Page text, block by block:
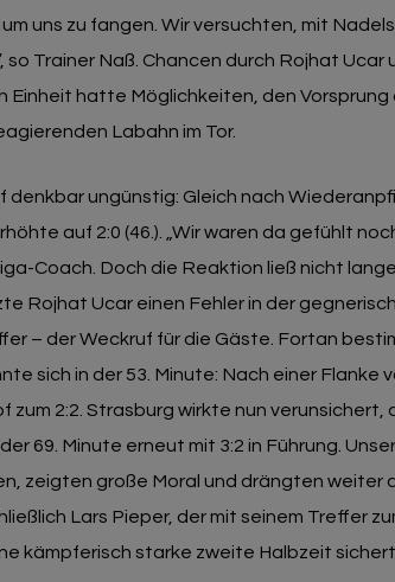
uns zu fangen. Wir versuchten, mit
Trainer Naß. Chancen durch Rojhat Ucar
Einheit hatte Möglichkeiten, den Vorsprung
Labahn im Tor.
denkbar ungünstig: Gleich nach
auf 2:0 (46.). „Wir waren da gefühlt
Coach. Doch die Reaktion ließ nicht
Rojhat Ucar einen Fehler in der
– der Weckruf für die Gäste. Fortan
sich in der 53. Minute: Nach einer Flanke
2:2. Strasburg wirkte nun verunsichert,
69. Minute erneut mit 3:2 in Führung.
zeigten große Moral und drängten weiter
Lars Pieper, der mit seinem Treffer
kämpferisch starke zweite Halbzeit